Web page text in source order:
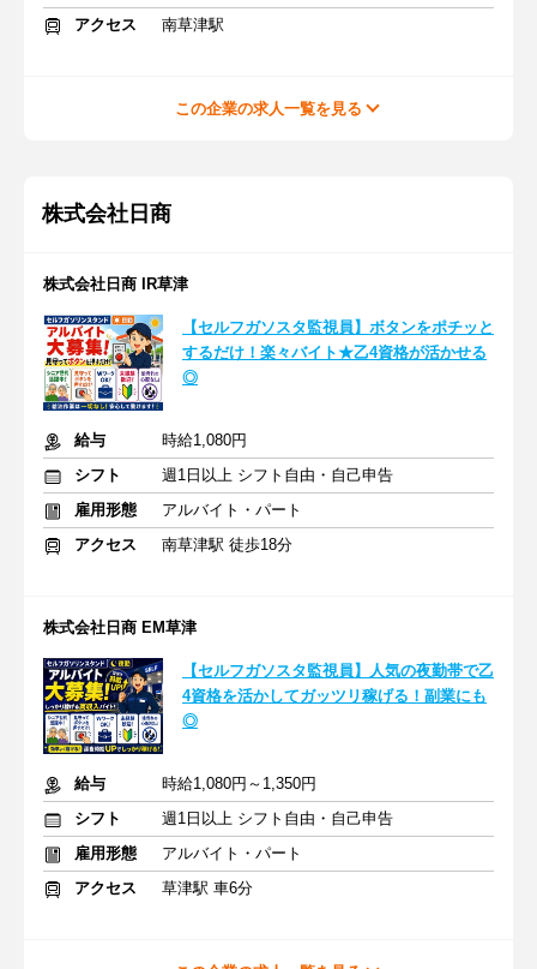
アクセス
南草津駅
この企業の求人一覧を見る
株式会社日商
株式会社日商 IR草津
【セルフガソスタ監視員】ボタンをポチッと
するだけ！楽々バイト★乙4資格が活かせる
◎
給与
時給1,080円
シフト
週1日以上 シフト自由・自己申告
雇用形態
アルバイト・パート
アクセス
南草津駅 徒歩18分
株式会社日商 EM草津
【セルフガソスタ監視員】人気の夜勤帯で乙
4資格を活かしてガッツリ稼げる！副業にも
◎
給与
時給1,080円～1,350円
シフト
週1日以上 シフト自由・自己申告
雇用形態
アルバイト・パート
アクセス
草津駅 車6分